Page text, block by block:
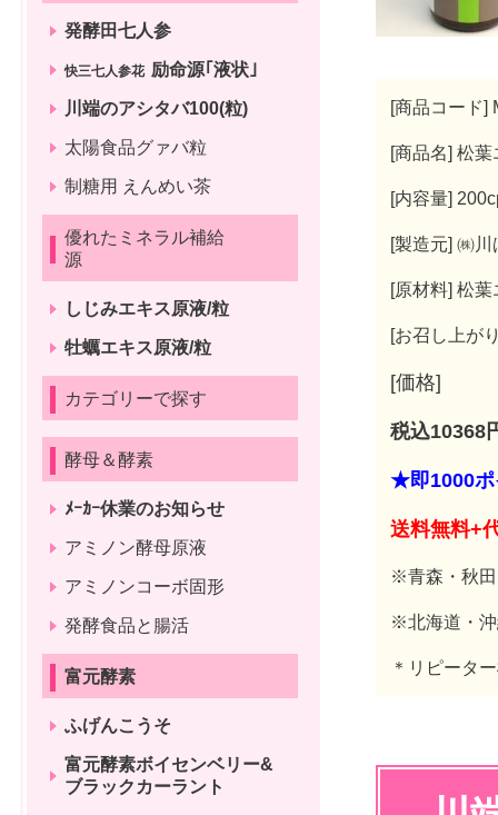
[商品コード]
[商品名] 松
[内容量]
[製造元] ㈱
[原材料] 松
[お召し上が
[価格]
税込10368
★即1000ポ
送料無料+
※青森・秋
※北海道・
＊リピータ
発酵田七人参
快三七人参花 励命源｢液状｣
川端のアシタバ100(粒)
太陽食品グァバ粒
制糖用 えんめい茶
優れたミネラル補給
源
しじみエキス原液/粒
牡蠣エキス原液/粒
カテゴリーで探す
酵母＆酵素
ﾒｰｶｰ休業のお知らせ
アミノン酵母原液
アミノンコーボ固形
発酵食品と腸活
富元酵素
ふげんこうそ
富元酵素ボイセンベリー&
ブラックカーラント